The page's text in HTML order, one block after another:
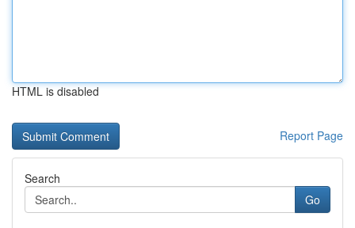
HTML is disabled
Report Page
Search
Go